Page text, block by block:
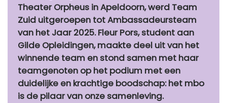
Theater Orpheus in Apeldoorn, werd Team
Zuid uitgeroepen tot Ambassadeursteam
van het Jaar 2025. Fleur Pors, student aan
Gilde Opleidingen, maakte deel uit van het
winnende team en stond samen met haar
teamgenoten op het podium met een
duidelijke en krachtige boodschap: het mbo
is de pilaar van onze samenleving.